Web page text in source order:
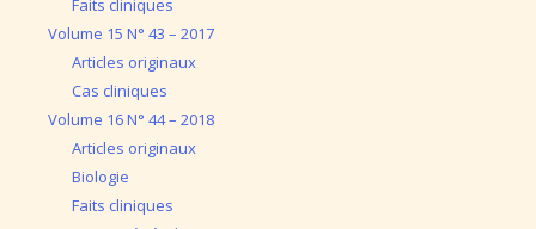
Faits cliniques
Volume 15 N° 43 – 2017
Articles originaux
Cas cliniques
Volume 16 N° 44 – 2018
Articles originaux
Biologie
Faits cliniques